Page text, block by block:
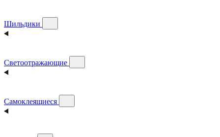
Шильдики
Светоотражающие
Самоклеящиеся